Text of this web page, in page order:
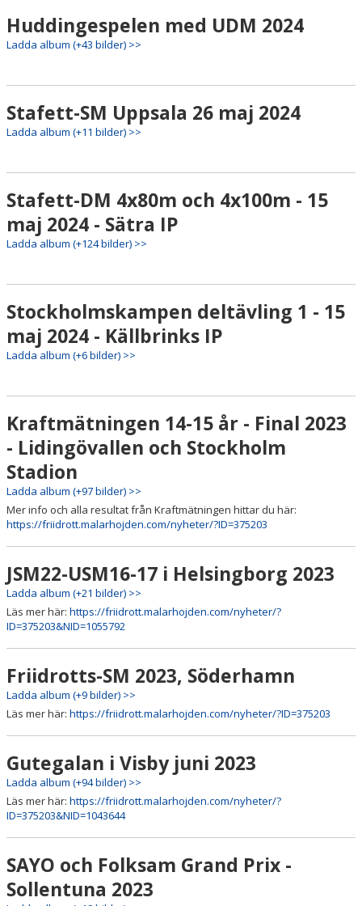
Huddingespelen med UDM 2024
Ladda album (+43 bilder) >>
Stafett-SM Uppsala 26 maj 2024
Ladda album (+11 bilder) >>
Stafett-DM 4x80m och 4x100m - 15
maj 2024 - Sätra IP
Ladda album (+124 bilder) >>
Stockholmskampen deltävling 1 - 15
maj 2024 - Källbrinks IP
Ladda album (+6 bilder) >>
Kraftmätningen 14-15 år - Final 2023
- Lidingövallen och Stockholm
Stadion
Ladda album (+97 bilder) >>
Mer info och alla resultat från Kraftmätningen hittar du här:
https://friidrott.malarhojden.com/nyheter/?ID=375203
JSM22-USM16-17 i Helsingborg 2023
Ladda album (+21 bilder) >>
Läs mer här: https://friidrott.malarhojden.com/nyheter/?
ID=375203&NID=1055792
Friidrotts-SM 2023, Söderhamn
Ladda album (+9 bilder) >>
Läs mer här: https://friidrott.malarhojden.com/nyheter/?ID=375203
Gutegalan i Visby juni 2023
Ladda album (+94 bilder) >>
Läs mer här: https://friidrott.malarhojden.com/nyheter/?
ID=375203&NID=1043644
SAYO och Folksam Grand Prix -
Sollentuna 2023